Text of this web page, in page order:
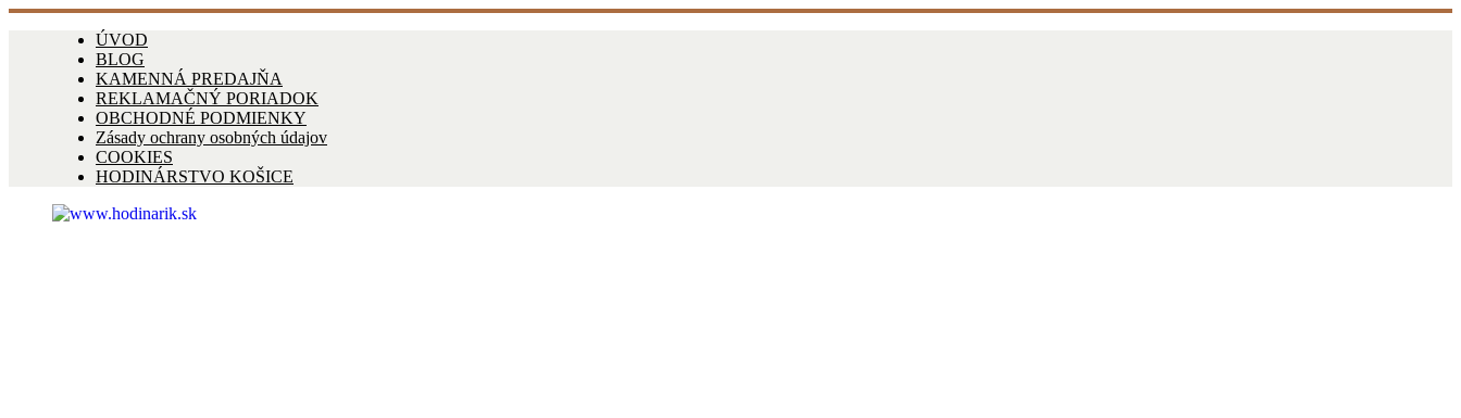
ÚVOD
BLOG
KAMENNÁ PREDAJŇA
REKLAMAČNÝ PORIADOK
OBCHODNÉ PODMIENKY
Zásady ochrany osobných údajov
COOKIES
HODINÁRSTVO KOŠICE